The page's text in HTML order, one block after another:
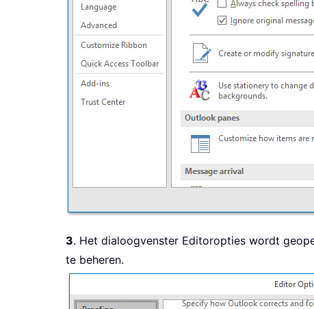
3. Het dialoogvenster Editoropties wordt
te beheren.